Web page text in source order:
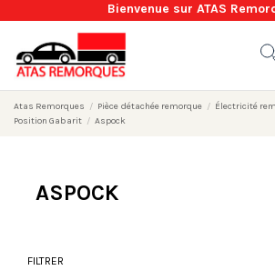
Bienvenue sur ATAS
Atas Remorques Pièce détachée remorque Électricité
Position Gabarit
Aspock
ASPOCK
FILTRER